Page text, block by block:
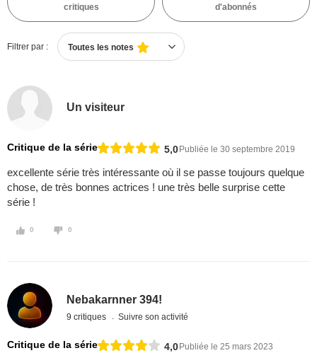
critiques
d'abonnés
Filtrer par : Toutes les notes
Un visiteur
Critique de la série 5,0Publiée le 30 septembre 2019
excellente série très intéressante où il se passe toujours quelque
chose, de très bonnes actrices ! une très belle surprise cette
série !
0 0
Nebakarnner 394!
9 critiques Suivre son activité
Critique de la série 4,0Publiée le 25 mars 2023